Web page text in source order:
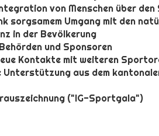
von Menschen über
sorgsamem Umgang mit den
in der Bevölkerung
und Sponsoren
Kontakte mit weiteren
Unterstützung aus dem
("IG-Sportgala")